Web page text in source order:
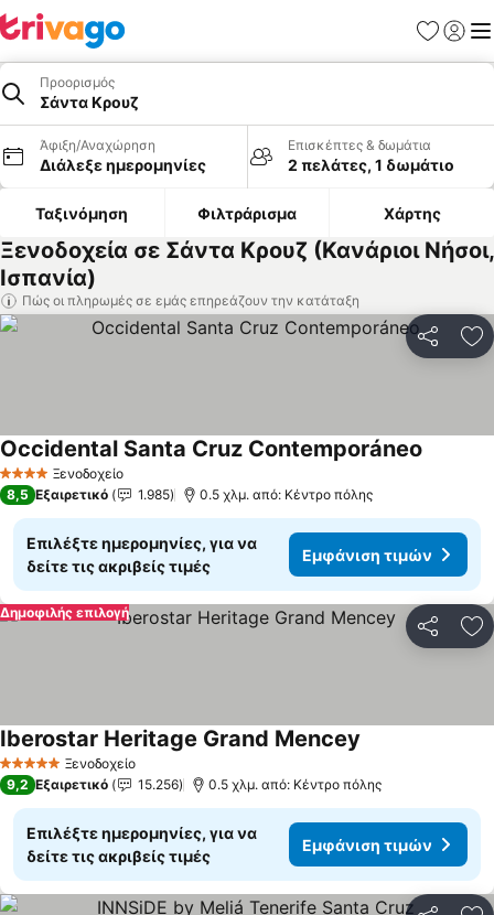
Προορισμός
Σάντα Κρουζ
Άφιξη/Αναχώρηση
Διάλεξε ημερομηνίες
Επισκέπτες & δωμάτια
2 πελάτες, 1 δωμάτιο
Ταξινόμηση Φιλτράρισμα Χάρτης
Ξενοδοχεία σε Σάντα Κρουζ (Κανάριοι Νήσοι,
Ισπανία)
Πώς οι πληρωμές σε εμάς επηρεάζουν την κατάταξη
4 ΑστέριαΞενοδοχείο
Occidental Santa Cruz Contemporáneo
8,5 Εξαιρετικό 1.985 0.5 χλμ. από: Κέντρο πόλης
Επιλέξτε ημερομηνίες, για να
δείτε τις ακριβείς τιμές
Εμφάνιση τιμών
Δημοφιλής επιλογή
5 Αστέρια Ξενοδοχείο
Iberostar Heritage Grand Mencey
9,2 Εξαιρετικό 15.256 0.5 χλμ. από: Κέντρο πόλης
Επιλέξτε ημερομηνίες, για να
δείτε τις ακριβείς τιμές
Εμφάνιση τιμών